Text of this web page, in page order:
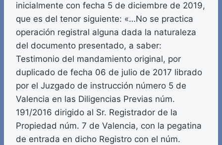
inicialmente con fecha 5 de diciembre de 2019,
que es del tenor siguiente: «…No se practica
operación registral alguna dada la naturaleza
del documento presentado, a saber:
Testimonio del mandamiento original, por
duplicado de fecha 06 de julio de 2017 librado
por el Juzgado de instrucción número 5 de
Valencia en las Diligencias Previas núm.
191/2016 dirigido al Sr. Registrador de la
Propiedad núm. 7 de Valencia, con la pegatina
de entrada en dicho Registro con el núm.